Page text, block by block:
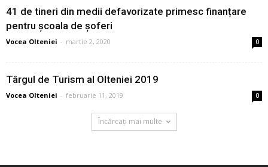
41 de tineri din medii defavorizate primesc finanțare
pentru școala de șoferi
Vocea Olteniei - martie 2, 2020 0
Târgul de Turism al Olteniei 2019
Vocea Olteniei - februarie 11, 2019 0
Încărcați mai multe